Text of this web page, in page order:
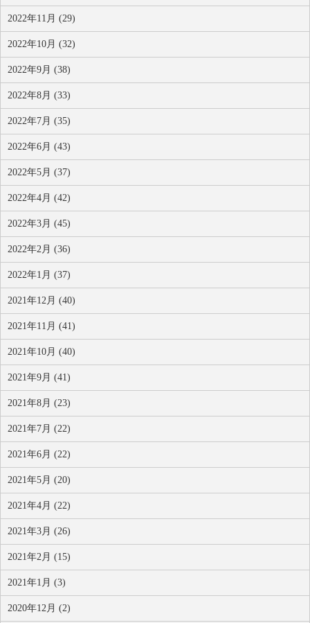
2022年11月 (29)
2022年10月 (32)
2022年9月 (38)
2022年8月 (33)
2022年7月 (35)
2022年6月 (43)
2022年5月 (37)
2022年4月 (42)
2022年3月 (45)
2022年2月 (36)
2022年1月 (37)
2021年12月 (40)
2021年11月 (41)
2021年10月 (40)
2021年9月 (41)
2021年8月 (23)
2021年7月 (22)
2021年6月 (22)
2021年5月 (20)
2021年4月 (22)
2021年3月 (26)
2021年2月 (15)
2021年1月 (3)
2020年12月 (2)